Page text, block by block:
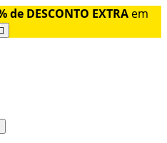
de DESCONTO EXTRA em